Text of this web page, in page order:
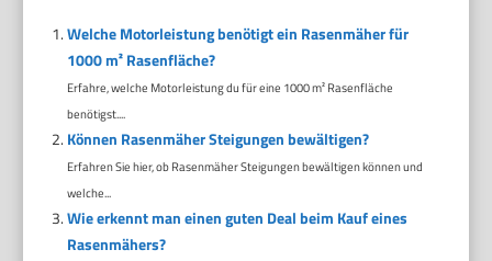
Welche Motorleistung benötigt ein Rasenmäher für
1000 m² Rasenfläche?
Erfahre, welche Motorleistung du für eine 1000 m² Rasenfläche
benötigst....
Können Rasenmäher Steigungen bewältigen?
Erfahren Sie hier, ob Rasenmäher Steigungen bewältigen können und
welche...
Wie erkennt man einen guten Deal beim Kauf eines
Rasenmähers?